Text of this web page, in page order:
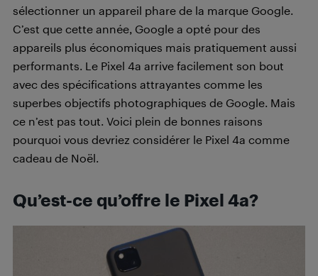
sélectionner un appareil phare de la marque Google.
C’est que cette année, Google a opté pour des
appareils plus économiques mais pratiquement aussi
performants. Le Pixel 4a arrive facilement son bout
avec des spécifications attrayantes comme les
superbes objectifs photographiques de Google. Mais
ce n’est pas tout. Voici plein de bonnes raisons
pourquoi vous devriez considérer le Pixel 4a comme
cadeau de Noël.
Qu’est-ce qu’offre le Pixel 4a?